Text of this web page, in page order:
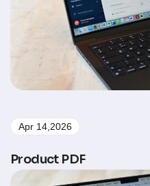
Apr 14,2026
Product PDF